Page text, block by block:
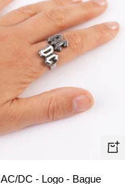
AC/DC - Logo - Bague